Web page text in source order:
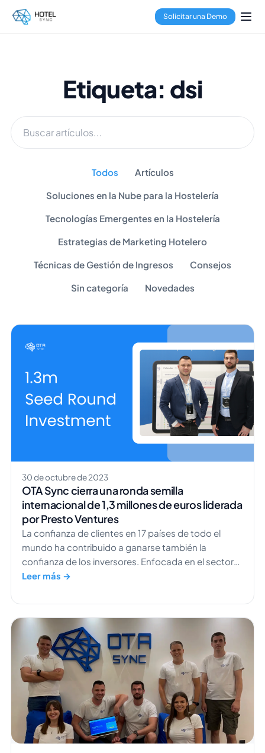
Solicitar una Demo
Etiqueta: dsi
Todos Artículos
Soluciones en la Nube para la Hostelería
Tecnologías Emergentes en la Hostelería
Estrategias de Marketing Hotelero
Técnicas de Gestión de Ingresos Consejos
Sin categoría Novedades
30 de octubre de 2023
OTA Sync cierra una ronda semilla
internacional de 1,3 millones de euros liderada
por Presto Ventures
La confianza de clientes en 17 países de todo el
mundo ha contribuido a ganarse también la
confianza de los inversores. Enfocada en el sector
hotelero, OTA Sync ayuda a gerentes y empleados a
complace anunciar el cierre exitoso de una ronda
semilla ampliada, con una inversión de 1,3 millones
de euros. Esta financiación, liderada por […]
Leer más →